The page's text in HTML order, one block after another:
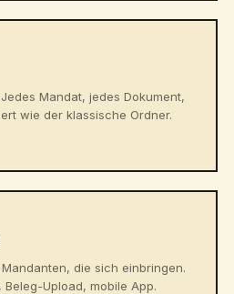
Mandat, jedes Dokument,
wie der klassische Ordner.
die sich einbringen.
Upload, mobile App.